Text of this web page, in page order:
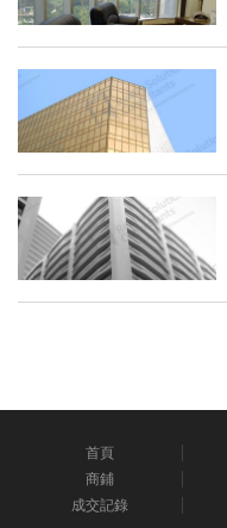
首頁
商鋪
成交記錄